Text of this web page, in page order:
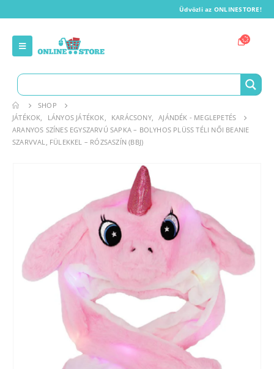
Üdvözli az ONLINESTORE!
SHOP
JÁTÉKOK, LÁNYOS JÁTÉKOK, KARÁCSONY,
AJÁNDÉK - MEGLEPETÉS
ARANYOS SZÍNES EGYSZARVÚ SAPKA – BOLYHOS PLÜSS TÉLI NŐI BEANIE
SZARVVAL, FÜLEKKEL – RÓZSASZÍN (BBJ)